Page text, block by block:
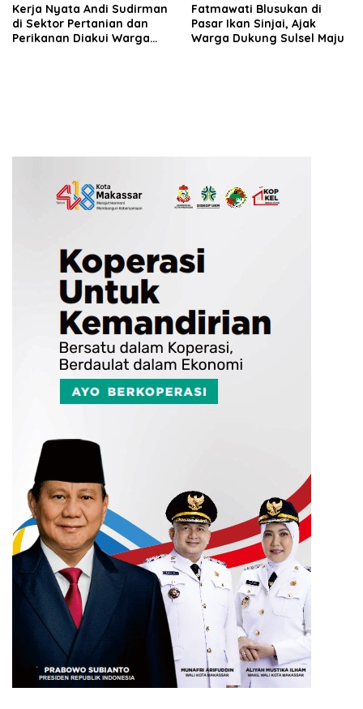
Kerja Nyata Andi Sudirman
di Sektor Pertanian dan
Perikanan Diakui Warga
Fatmawati Blusukan di
Pasar Ikan Sinjai, Ajak
Warga Dukung Sulsel Maju